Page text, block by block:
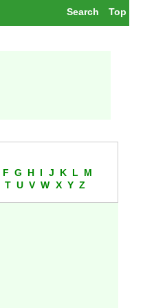
Top
Search
F G H I J K L
M
T U V W X Y Z